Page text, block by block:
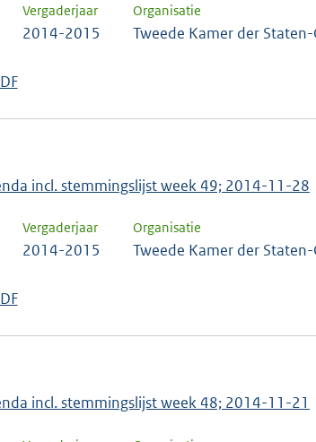
Vergaderjaar
2014-2015
Organisatie
Tweede Kamer der Staten-
incl. stemmingslijst week 49; 2014-11-28
Vergaderjaar
2014-2015
Organisatie
Tweede Kamer der Staten-
incl. stemmingslijst week 48; 2014-11-21